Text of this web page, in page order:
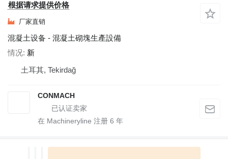
根据请求提供价格
厂家直销
混凝土设备 - 混凝土砌塊生產設備
情况 新
土耳其, Tekirdağ
CONMACH
在 Machineryline 注册 6 年